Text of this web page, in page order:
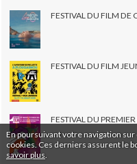
En poursuivant votre navigation
cookies. Ces derniers assurent le
savoir plus
FESTIVAL DU FILM
FESTIVAL DU FILM
FESTIVAL DU